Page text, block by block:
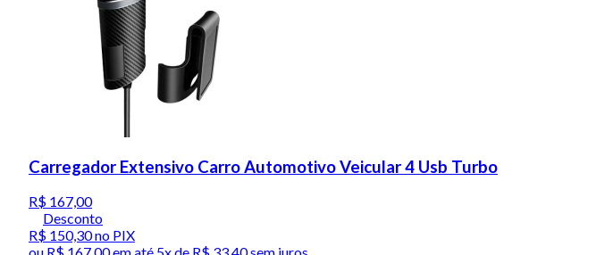
Carregador Extensivo Carro Automotivo Veicular 4 Usb Turbo
R$ 167,00
Desconto
R$ 150,30no PIX